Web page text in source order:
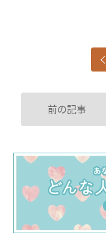
前の記事